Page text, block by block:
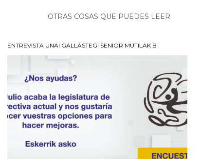
OTRAS COSAS QUE PUEDES LEER
ENTREVISTA UNAI GALLASTEGI SENIOR MUTILAK B